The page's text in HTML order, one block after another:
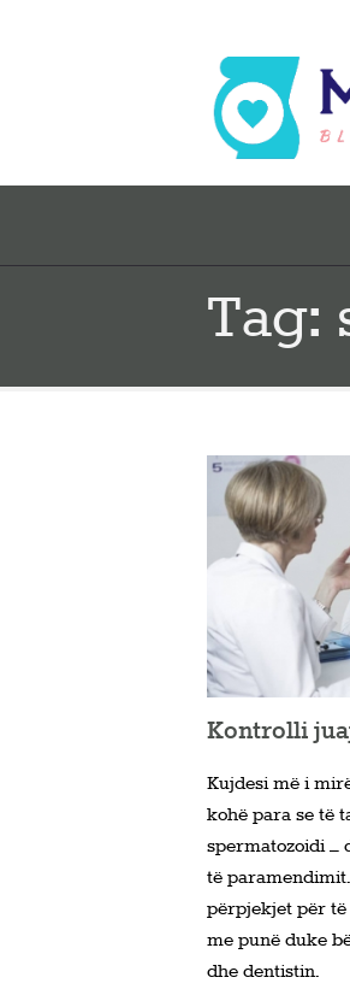
Tag:
Kontrolli
Kujdesi më i
kohë para se të
spermatozoidi –
të
përpjekjet për
me punë duke
dhe dentistin.